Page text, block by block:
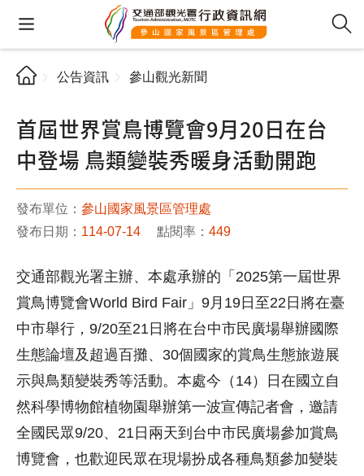
公告資訊 參山觀光新聞
首屆世界賞鳥博覽會9月20日在台
中登場 鳥類變裝秀暖身活動開跑
發布單位： 參山國家風景區管理處
發布日期： 114-07-14 點閱率： 449
交通部觀光署主辦、本處承辦的「2025第一屆世界
賞鳥博覽會World Bird Fair」9月19日至22日將在臺
中市舉行，9/20至21日將在台中市民廣場舉辦國際
生態論壇及超過百攤、30個國家的賞鳥生態旅遊展
示與鳥類變裝秀等活動。本處今（14）日在國立自
然科學博物館植物園舉辦第一波宣傳記者會，邀請
全國民眾9/20、21日兩天到台中市民廣場參加賞鳥
博覽會，也歡迎民眾在現場扮成各種鳥類參加變裝